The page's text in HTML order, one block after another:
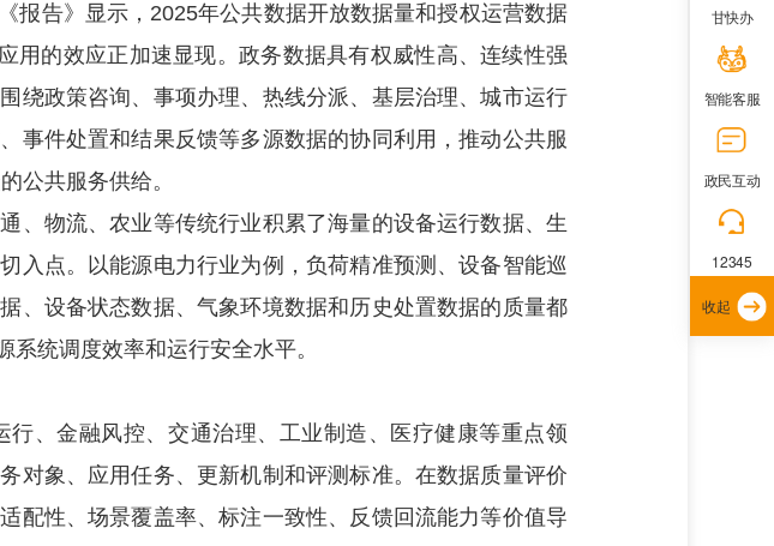
告》显示， 2025年公共数据开放数据量和授权运营数据
用的效应正加速显现。政务数据具有权威性高、连续性强
绕政策咨询、事项办理、热线分派、基层治理、城市运行
事件处置和结果反馈等多源数据的协同利用，推动公共服
公共服务供给。
物流、农业等传统行业积累了海量的设备运行数据、生
入点。以能源电力行业为例，负荷精准预测、设备智能巡
、设备状态数据、气象环境数据和历史处置数据的质量都
统调度效率和运行安全水平。
、金融风控、交通治理、工业制造、医疗健康等重点领
对象、应用任务、更新机制和评测标准。在数据质量评价
配性、场景覆盖率、标注一致性、反馈回流能力等价值导
甘快办
智能客服
政民互动
12345
收起